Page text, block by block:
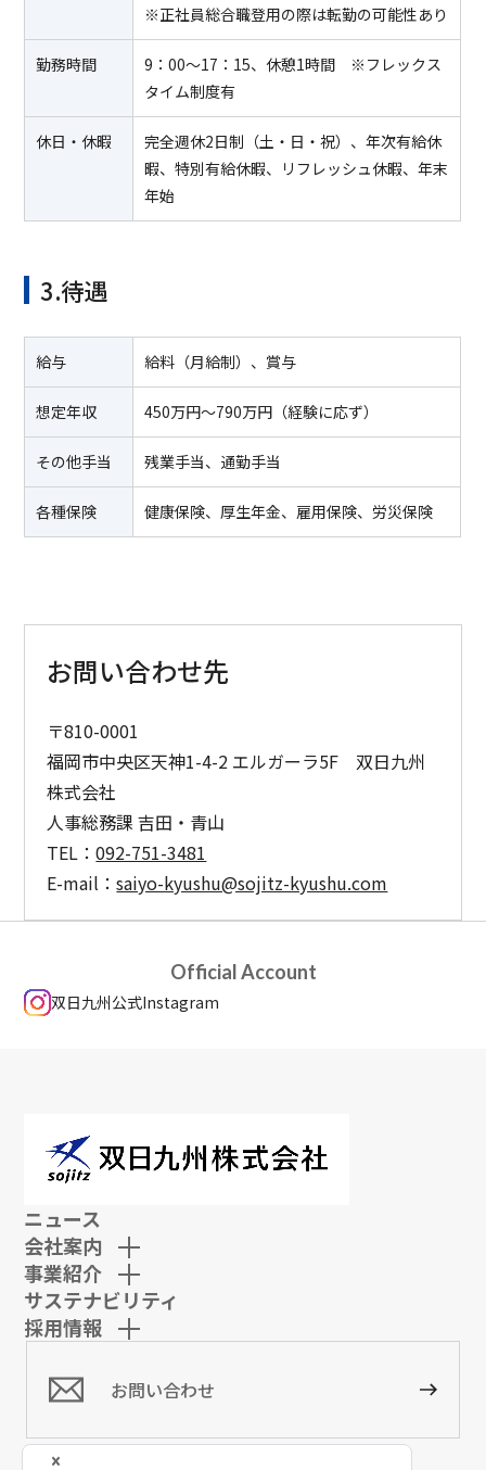
※正社員総合職登用の際は転勤の可能性あり
勤務時間
9：00～17：15、休憩1時間 ※フレックス
タイム制度有
休日・休暇
完全週休2日制（土・日・祝）、年次有給休
暇、特別有給休暇、リフレッシュ休暇、年末
年始
3.待遇
給与 給料（月給制）、賞与
想定年収 450万円～790万円（経験に応ず）
その他手当 残業手当、通勤手当
各種保険 健康保険、厚生年金、雇用保険、労災保険
お問い合わせ先
〒810-0001
福岡市中央区天神1-4-2 エルガーラ5F 双日九州
株式会社
人事総務課 吉田・青山
TEL：092-751-3481
E-mail：saiyo-kyushu@sojitz-kyushu.com
Official Account
双日九州公式Instagram
ニュース
会社案内
事業紹介
サステナビリティ
採用情報
お問い合わせ